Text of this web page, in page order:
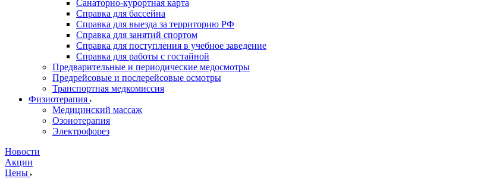
Санаторно-курортная карта
Справка для бассейна
Справка для выезда за территорию РФ
Справка для занятий спортом
Справка для поступления в учебное заведение
Справка для работы с гостайной
Предварительные и периодические медосмотры
Предрейсовые и послерейсовые осмотры
Транспортная медкомиссия
Физиотерапия
Медицинский массаж
Озонотерапия
Электрофорез
Новости
Акции
Цены